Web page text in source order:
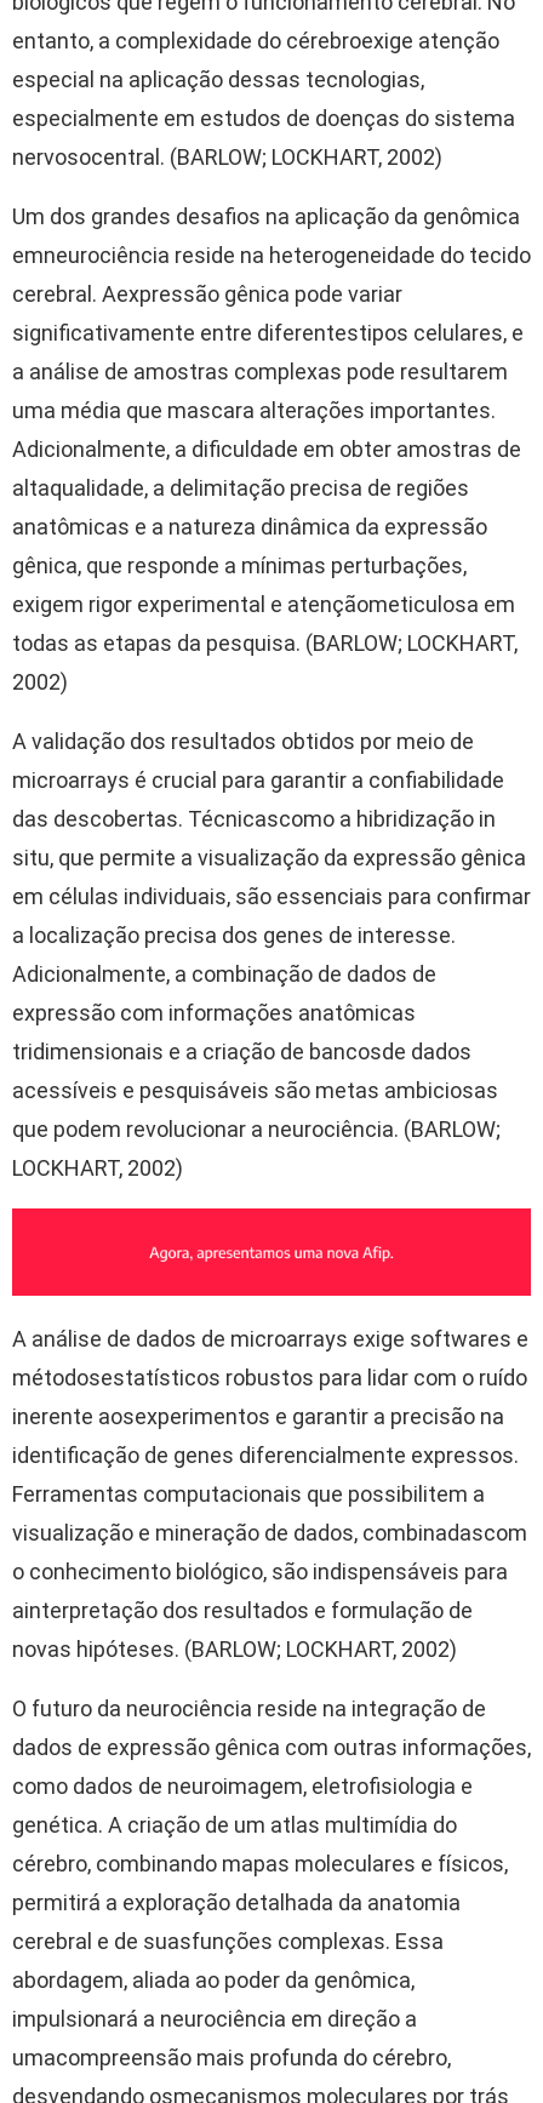
entanto, a complexidade do cérebroexige atenção
especial na aplicação dessas tecnologias,
especialmente em estudos de doenças do sistema
nervosocentral. (BARLOW; LOCKHART, 2002)
Um dos grandes desafios na aplicação da genômica
emneurociência reside na heterogeneidade do tecido
cerebral. Aexpressão gênica pode variar
significativamente entre diferentestipos celulares, e
a análise de amostras complexas pode resultarem
uma média que mascara alterações importantes.
Adicionalmente, a dificuldade em obter amostras de
altaqualidade, a delimitação precisa de regiões
anatômicas e a natureza dinâmica da expressão
gênica, que responde a mínimas perturbações,
exigem rigor experimental e atençãometiculosa em
todas as etapas da pesquisa. (BARLOW; LOCKHART,
2002)
Avalidação dos resultados obtidos por meio de
microarrays é crucial para garantir a confiabilidade
das descobertas. Técnicascomo a hibridização in
situ, que permite a visualização da expressão gênica
em células individuais, são essenciais para confirmar
a localização precisa dos genes de interesse.
Adicionalmente, a combinação de dados de
expressão com informações anatômicas
tridimensionais e a criação de bancosde dados
acessíveis e pesquisáveis são metas ambiciosas
que podem revolucionar a neurociência. (BARLOW;
LOCKHART, 2002)
A análise de dados de microarrays exige softwares e
métodosestatísticos robustos para lidar com o ruído
inerente aosexperimentos e garantir a precisão na
identificação de genes diferencialmente expressos.
Ferramentas computacionais que possibilitem a
visualização e mineração de dados, combinadascom
o conhecimento biológico, são indispensáveis para
ainterpretação dos resultados e formulação de
novas hipóteses. (BARLOW; LOCKHART, 2002)
O futuro da neurociência reside na integração de
dados de expressão gênica com outras informações,
como dados de neuroimagem, eletrofisiologia e
genética. A criação de um atlas multimídia do
cérebro, combinando mapas moleculares e físicos,
permitirá a exploração detalhada da anatomia
cerebral e de suasfunções complexas. Essa
abordagem, aliada ao poder da genômica,
impulsionará a neurociência em direção a
umacompreensão mais profunda do cérebro,
desvendando osmecanismos moleculares por trás